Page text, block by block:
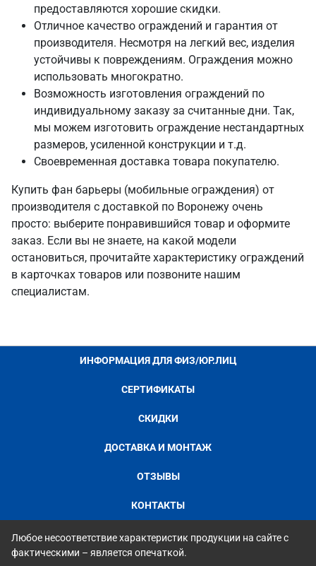
предоставляются хорошие скидки.
Отличное качество ограждений и гарантия от
производителя. Несмотря на легкий вес, изделия
устойчивы к повреждениям. Ограждения можно
использовать многократно.
Возможность изготовления ограждений по
индивидуальному заказу за считанные дни. Так,
мы можем изготовить ограждение нестандартных
размеров, усиленной конструкции и т.д.
Своевременная доставка товара покупателю.
Купить фан барьеры (мобильные ограждения) от
производителя с доставкой по Воронежу очень
просто: выберите понравившийся товар и оформите
заказ. Если вы не знаете, на какой модели
остановиться, прочитайте характеристику ограждений
в карточках товаров или позвоните нашим
специалистам.
ИНФОРМАЦИЯ ДЛЯ ФИЗ/ЮР.ЛИЦ
СЕРТИФИКАТЫ
СКИДКИ
ДОСТАВКА И МОНТАЖ
ОТЗЫВЫ
КОНТАКТЫ
Любое несоответствие характеристик продукции на сайте с
фактическими – является опечаткой.